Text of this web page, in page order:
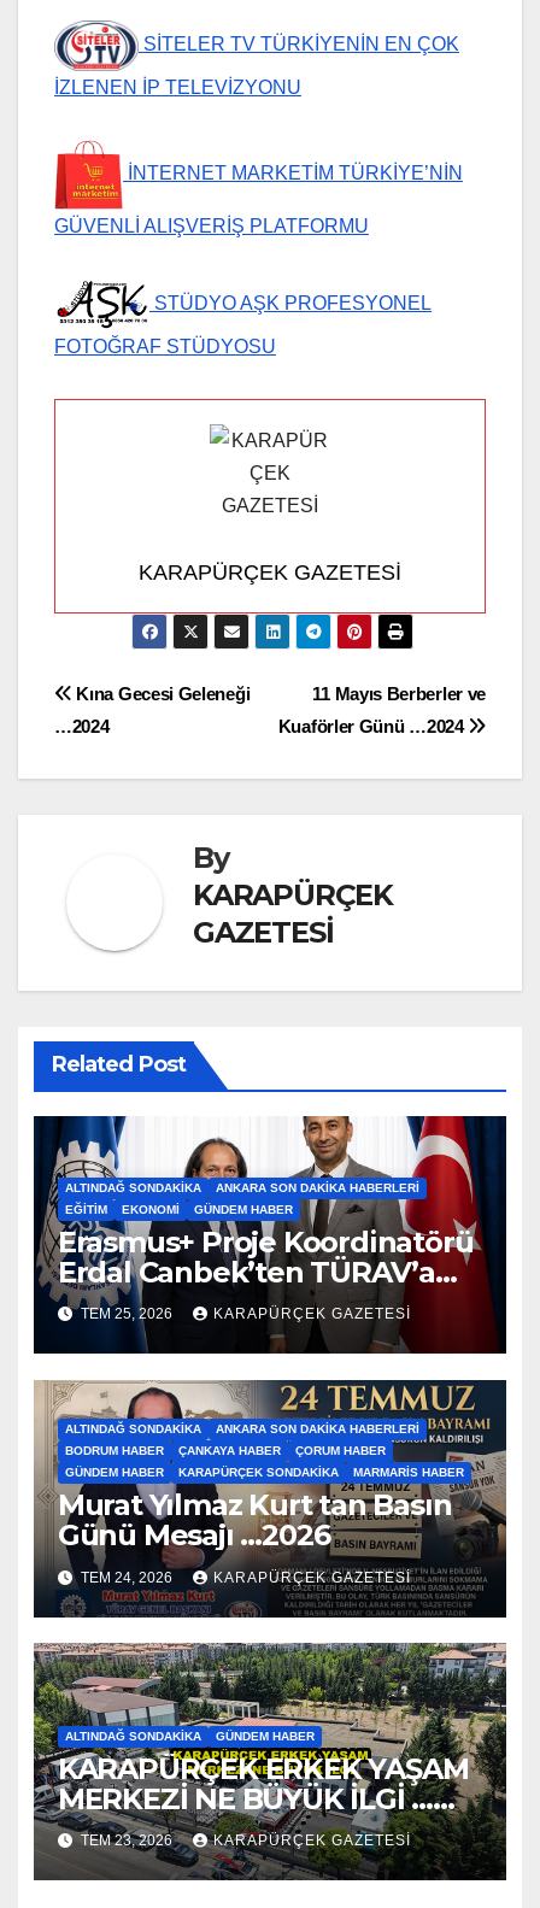
SİTELER TV TÜRKİYENİN EN ÇOK
İZLENEN İP TELEVİZYONU
İNTERNET MARKETİM TÜRKİYE’NİN
GÜVENLİ ALIŞVERİŞ PLATFORMU
STÜDYO AŞK PROFESYONEL
FOTOĞRAF STÜDYOSU
KARAPÜRÇEK GAZETESİ
Yazı
11 Mayıs Berberler ve
Kuaförler Günü …2024
Kına Gecesi Geleneği
…2024
By
KARAPÜRÇEK
GAZETESİ
Related Post
ALTINDAĞ SONDAKIKA
ANKARA SON DAKIKA HABERLERI
EĞITIM
EKONOMI GÜNDEM HABER
Erasmus+ Proje Koordinatörü
Erdal Canbek’ten TÜRAV’a
Ziyaret…2026
TEM 25, 2026 KARAPÜRÇEK GAZETESİ
ALTINDAĞ SONDAKIKA
ANKARA SON DAKIKA HABERLERI
BODRUM HABER
ÇANKAYA HABER
ÇORUM HABER
GÜNDEM HABER
KARAPÜRÇEK SONDAKIKA MARMARIS HABER
Murat Yılmaz Kurt tan Basın
Günü Mesajı …2026
TEM 24, 2026 KARAPÜRÇEK GAZETESİ
ALTINDAĞ SONDAKIKA GÜNDEM HABER
KARAPÜRÇEK ERKEK YAŞAM
MERKEZİ NE BÜYÜK İLGİ …
2026
TEM 23, 2026 KARAPÜRÇEK GAZETESİ